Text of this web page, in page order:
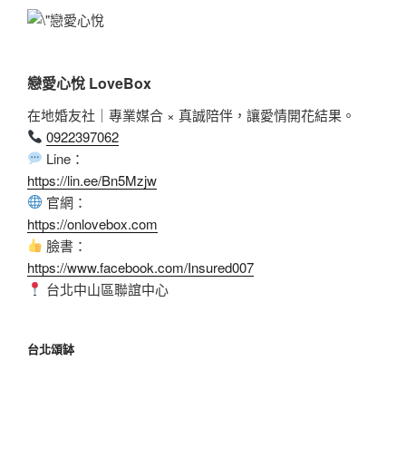
戀愛心悅 LoveBox
在地婚友社｜專業媒合 × 真誠陪伴，讓愛情開花結果。
0922397062
Line：
https://lin.ee/Bn5Mzjw
官網：
https://onlovebox.com
臉書：
https://www.facebook.com/Insured007
台北中山區聯誼中心
台北頌缽